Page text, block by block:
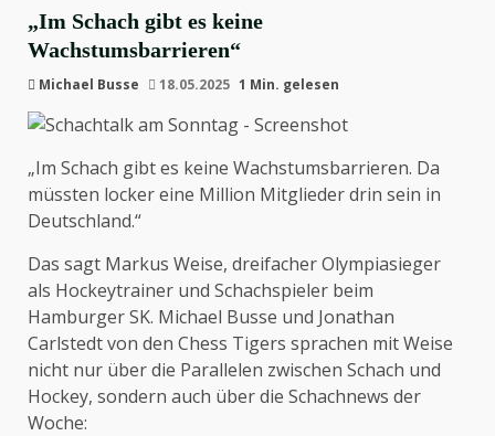
„Im Schach gibt es keine
Wachstumsbarrieren“
Michael Busse 18.05.2025 1 Min. gelesen
„Im Schach gibt es keine Wachstumsbarrieren. Da
müssten locker eine Million Mitglieder drin sein in
Deutschland.“
Das sagt Markus Weise, dreifacher Olympiasieger
als Hockeytrainer und Schachspieler beim
Hamburger SK. Michael Busse und Jonathan
Carlstedt von den Chess Tigers sprachen mit Weise
nicht nur über die Parallelen zwischen Schach und
Hockey, sondern auch über die Schachnews der
Woche: